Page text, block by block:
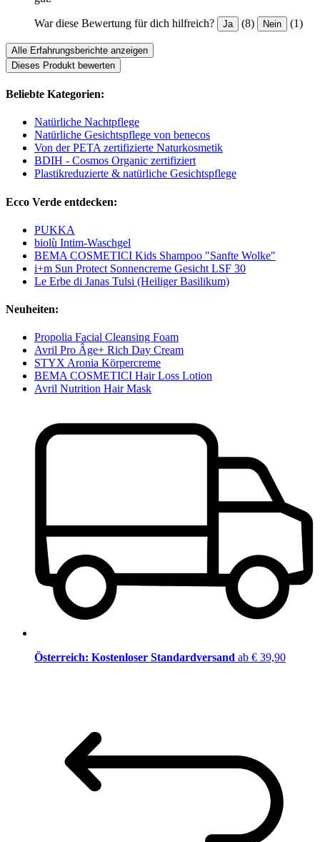
War diese Bewertung für dich hilfreich? Ja (8) Nein (1)
Alle Erfahrungsberichte anzeigen
Dieses Produkt bewerten
Beliebte Kategorien:
Natürliche Nachtpflege
Natürliche Gesichtspflege von benecos
Von der PETA zertifizierte Naturkosmetik
BDIH - Cosmos Organic zertifiziert
Plastikreduzierte & natürliche Gesichtspflege
Ecco Verde entdecken:
PUKKA
biolù Intim-Waschgel
BEMA COSMETICI Kids Shampoo "Sanfte Wolke"
i+m Sun Protect Sonnencreme Gesicht LSF 30
Le Erbe di Janas Tulsi (Heiliger Basilikum)
Neuheiten:
Propolia Facial Cleansing Foam
Avril Pro Âge+ Rich Day Cream
STYX Aronia Körpercreme
BEMA COSMETICI Hair Loss Lotion
Avril Nutrition Hair Mask
Österreich: Kostenloser Standardversand ab € 39,90